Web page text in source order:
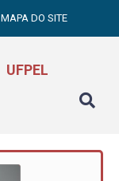
MAPA DO SITE
UFPEL